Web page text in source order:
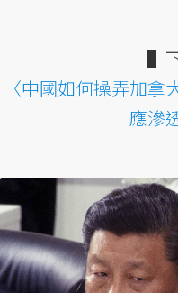
▌
〈中國如何操弄加
應滲